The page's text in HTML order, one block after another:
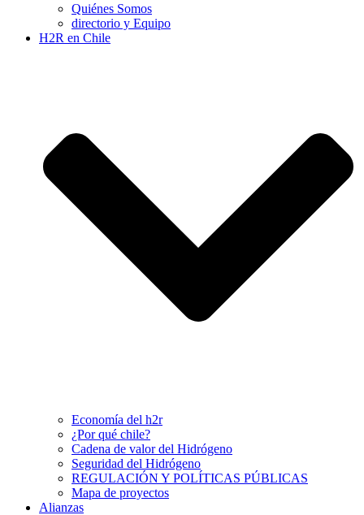
Quiénes Somos
directorio y Equipo
H2R en Chile
Economía del h2r
¿Por qué chile?
Cadena de valor del Hidrógeno
Seguridad del Hidrógeno
REGULACIÓN Y POLÍTICAS PÚBLICAS
Mapa de proyectos
Alianzas